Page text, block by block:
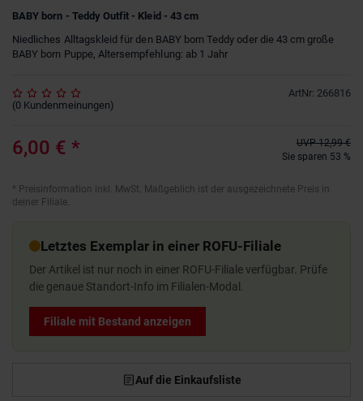
BABY born - Teddy Outfit - Kleid - 43 cm
Niedliches Alltagskleid für den BABY born Teddy oder die 43 cm große
BABY born Puppe, Altersempfehlung: ab 1 Jahr
ArtNr: 266816
(0 Kundenmeinungen)
6,00 € * UVP 12,99 €
Sie sparen 53 %
* Preisinformation inkl. MwSt. Maßgeblich ist der ausgezeichnete Preis in
deiner Filiale.
Letztes Exemplar in einer ROFU-Filiale
Der Artikel ist nur noch in einer ROFU-Filiale verfügbar. Prüfe
die genaue Standort-Info im Filialen-Modal.
Filiale mit Bestand anzeigen
Auf die Einkaufsliste